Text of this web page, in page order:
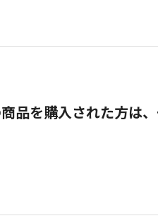
品を購入された方は